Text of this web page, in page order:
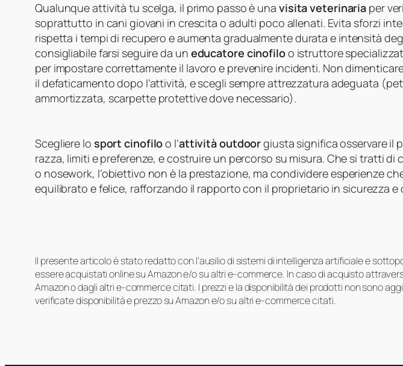
Qualunque attività tu scelga, il primo passo è una visita veterinaria per
soprattutto in cani giovani in crescita o adulti poco allenati. Evita sforzi
rispetta i tempi di recupero e aumenta gradualmente durata e intensità
consigliabile farsi seguire da un educatore cinofiloo istruttore
per impostare correttamente il lavoro e prevenire incidenti. Non
il defaticamento dopo l’attività, e scegli sempre attrezzatura adeguata
ammortizzata, scarpette protettive dove necessario).
Scegliere lo sport cinofiloo l’attività outdoorgiusta significa osservare il
razza, limiti e preferenze, e costruire un percorso su misura. Che si tratti di
o nosework, l’obiettivo non è la prestazione, ma condividere esperienze
equilibrato e felice, rafforzando il rapporto con il proprietario in sicurezza e
Il presente articolo è stato redatto con l’ausilio di sistemi di intelligenza artificiale e
essere acquistati online su Amazon e/o su altri e-commerce. In caso di acquisto
Amazon o dagli altri e-commerce citati. I prezzi e la disponibilità dei prodotti non sono
verificate disponibilità e prezzo su Amazon e/o su altri e-commerce citati.